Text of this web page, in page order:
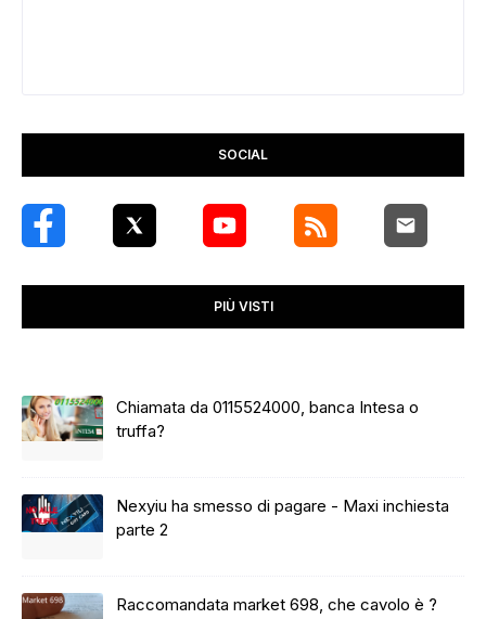
SOCIAL
PIÙ VISTI
Chiamata da 0115524000, banca Intesa o
truffa?
Nexyiu ha smesso di pagare - Maxi inchiesta
parte 2
Raccomandata market 698, che cavolo è ?